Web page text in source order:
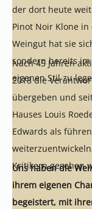
der dort heute
Pinot Noir Klone
Weingut hat sie
sondern bereits
eigenen Stil zu
Nach 45 Jahren
2018 die
übergeben und
Hauses Louis
Edwards als
Kritikern gesehen
Uns haben die
ihrem eigenen
begeistert, mit